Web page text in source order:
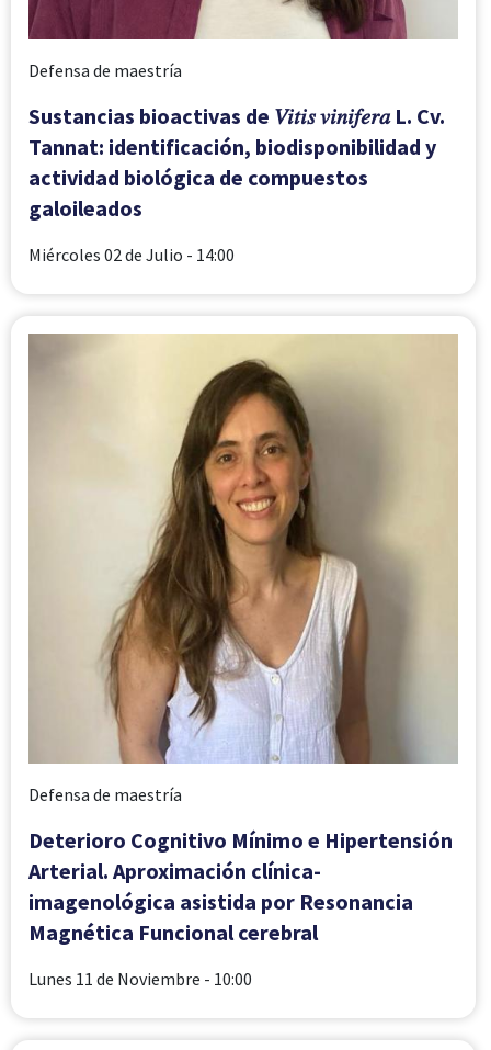
Defensa de maestría
Sustancias bioactivas de 𝑉𝑖𝑡𝑖𝑠 𝑣𝑖𝑛𝑖𝑓𝑒𝑟𝑎 L. Cv.
Tannat: identificación, biodisponibilidad y
actividad biológica de compuestos
galoileados
Miércoles 02 de Julio - 14:00
Defensa de maestría
Deterioro Cognitivo Mínimo e Hipertensión
Arterial. Aproximación clínica-
imagenológica asistida por Resonancia
Magnética Funcional cerebral
Lunes 11 de Noviembre - 10:00